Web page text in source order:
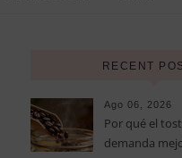
RECENT
Ago 06, 2026
Por qué el
demanda